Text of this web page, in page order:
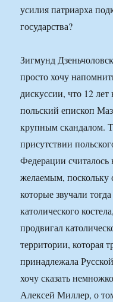
усилия патриарха
государства?
Зигмунд
просто хочу
дискуссии, что 12
польский епископ
крупным скандалом.
присутствии
Федерации
желаемым, поскольку
которые звучали
католического
продвигал
территории, которая
принадлежала
хочу сказать
Алексей Миллер, о